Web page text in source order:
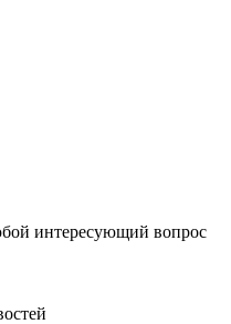
интересующий вопрос